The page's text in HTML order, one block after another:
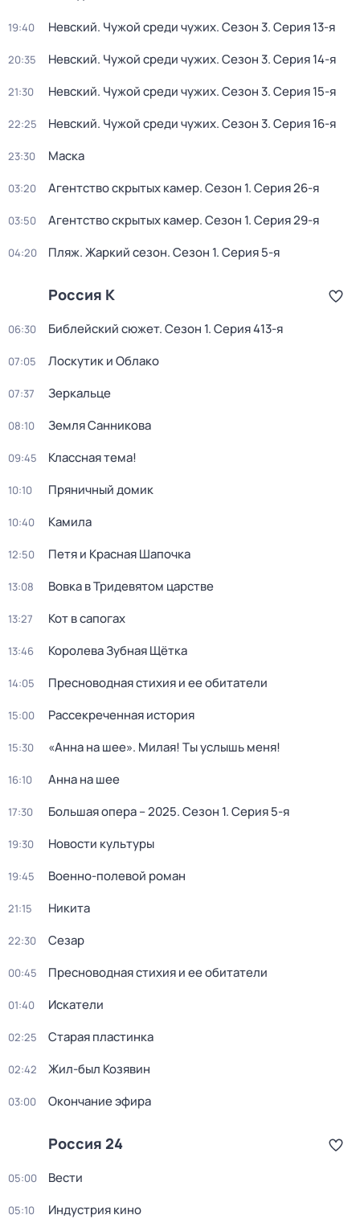
19:40 Невский. Чужой среди чужих. Сезон 3. Серия 13-я
20:35 Невский. Чужой среди чужих. Сезон 3. Серия 14-я
21:30 Невский. Чужой среди чужих. Сезон 3. Серия 15-я
22:25 Невский. Чужой среди чужих. Сезон 3. Серия 16-я
23:30 Маска
03:20 Агентство скрытых камер. Сезон 1. Серия 26-я
03:50 Агентство скрытых камер. Сезон 1. Серия 29-я
04:20 Пляж. Жаркий сезон. Сезон 1. Серия 5-я
Россия К
06:30 Библейский сюжет. Сезон 1. Серия 413-я
07:05 Лоскутик и Облако
07:37 Зеркальце
08:10 Земля Санникова
09:45 Классная тема!
10:10 Пряничный домик
10:40 Камила
12:50 Петя и Красная Шапочка
13:08 Вовка в Тридевятом царстве
13:27 Кот в сапогах
13:46 Королева Зубная Щётка
14:05 Пресноводная стихия и ее обитатели
15:00 Рассекреченная история
15:30 «Анна на шее». Милая! Ты услышь меня!
16:10 Анна на шее
17:30 Большая опера – 2025. Сезон 1. Серия 5-я
19:30 Новости культуры
19:45 Военно-полевой роман
21:15 Никита
22:30 Сезар
00:45 Пресноводная стихия и ее обитатели
01:40 Искатели
02:25 Старая пластинка
02:42 Жил-был Козявин
03:00 Окончание эфира
Россия 24
05:00 Вести
05:10 Индустрия кино